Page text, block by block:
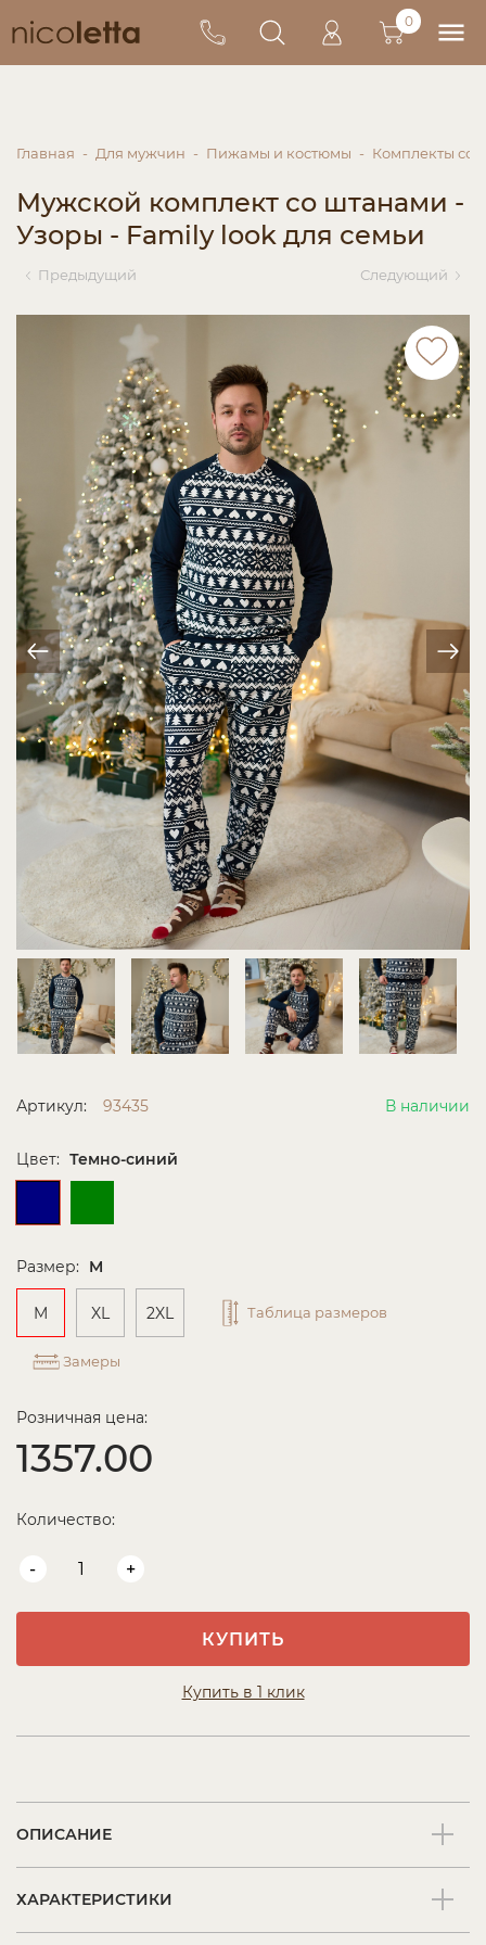
0
Главная Для мужчин Пижамы и костюмы Комплекты со
Мужской комплект со штанами -
Узоры - Family look для семьи
Предыдущий Следующий
Артикул: 93435 В наличии
Цвет: Темно-синий
Размер: M
M XL 2XL Таблица размеров
Замеры
Розничная цена:
1357.00
Количество:
- +
КУПИТЬ
Купить в 1 клик
ОПИСАНИЕ
ХАРАКТЕРИСТИКИ